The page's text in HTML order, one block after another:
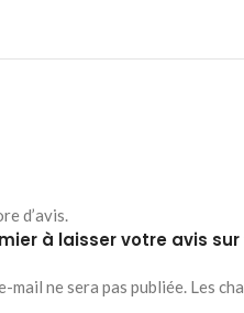
d’avis.
à laisser votre avis sur
mail ne sera pas publiée. Les